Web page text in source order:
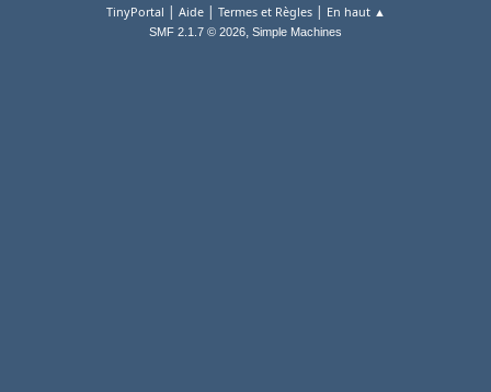
TinyPortal | Aide| Termes et Règles| En haut ▲
SMF 2.1.7 © 2026, Simple Machines